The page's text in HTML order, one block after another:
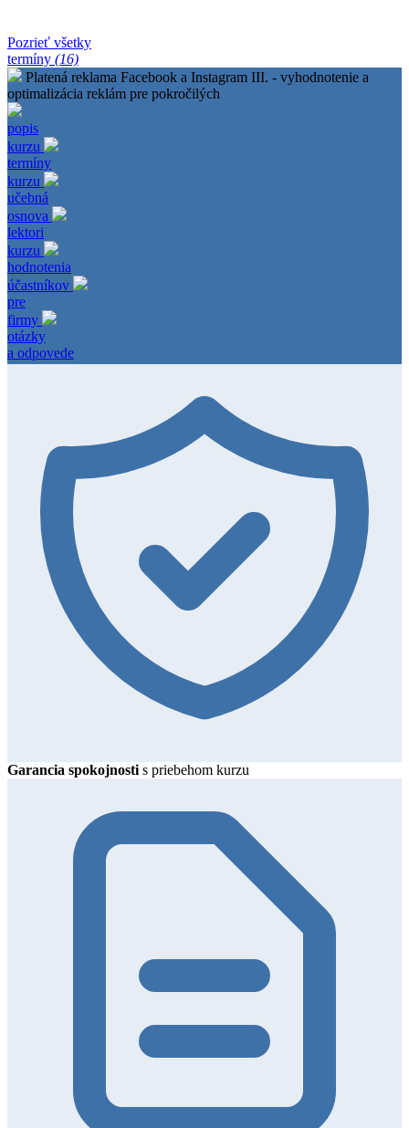
Pozrieť všetky
termíny (16)
Platená reklama Facebook a Instagram III. - vyhodnotenie a
optimalizácia reklám pre pokročilých
popis
kurzu
termíny
kurzu
učebná
osnova
lektori
kurzu
hodnotenia
účastníkov
pre
firmy
otázky
a odpovede
Garancia spokojnosti s priebehom kurzu